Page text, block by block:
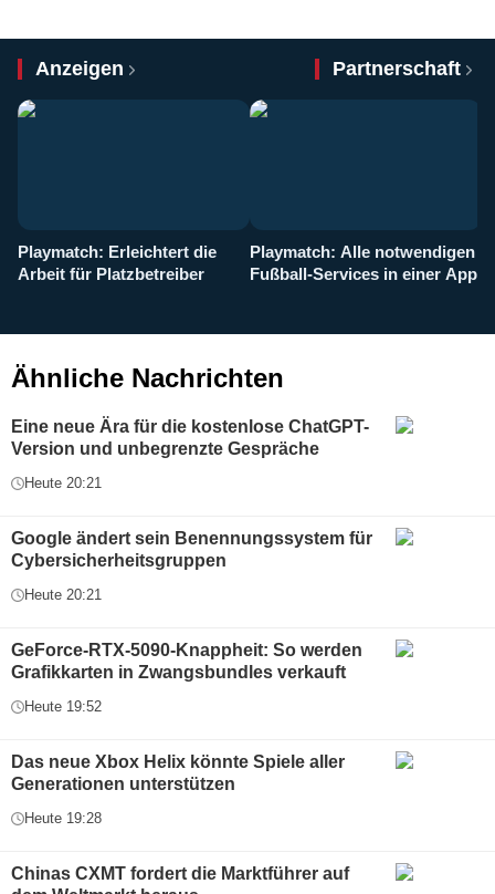
Anzeigen Partnerschaft
Playmatch: Erleichtert die
Arbeit für Platzbetreiber
Playmatch: Alle notwendigen
Fußball-Services in einer App
Ähnliche Nachrichten
Eine neue Ära für die kostenlose ChatGPT-
Version und unbegrenzte Gespräche
Heute 20:21
Google ändert sein Benennungssystem für
Cybersicherheitsgruppen
Heute 20:21
GeForce-RTX-5090-Knappheit: So werden
Grafikkarten in Zwangsbundles verkauft
Heute 19:52
Das neue Xbox Helix könnte Spiele aller
Generationen unterstützen
Heute 19:28
Chinas CXMT fordert die Marktführer auf